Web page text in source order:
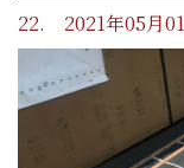
22. 2021年05月